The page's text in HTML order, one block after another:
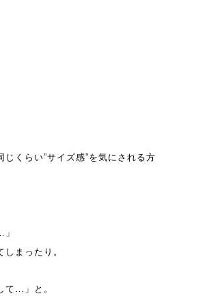
くらい”サイズ感”を気にされる方
まったり。
て…」と。